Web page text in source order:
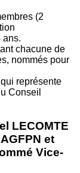
(2
ans.
chacune de
nommés pour
représente
Conseil
LECOMTE
et
Vice-